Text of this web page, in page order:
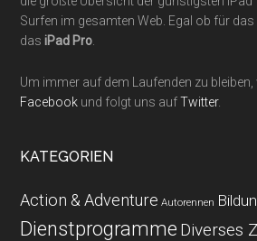
Surfen im gesamten Web. Egal ob für
dasiPad Pro
Um immer auf dem Laufenden zu
Facebook und folgt uns aufTwitter.
KATEGORIEN
Action & Adventure Autorennen
Dienstprogramme Diverses